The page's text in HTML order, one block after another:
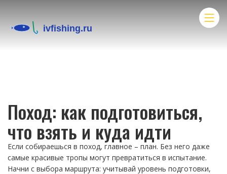
Поход: как подготовиться,
что взять и куда идти
Если собираешься в поход, главное – план. Без него даже
самые красивые тропы могут превратиться в испытание.
Начни с выбора маршрута: учитывай уровень подготовки,